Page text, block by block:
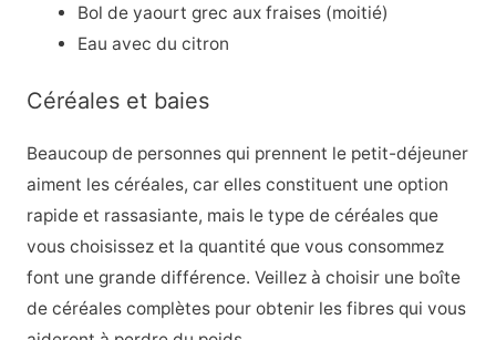
Bol de yaourt grec aux fraises (moitié)
Eau avec du citron
Céréales et baies
Beaucoup de personnes qui prennent le petit-déjeuner
aiment les céréales, car elles constituent une option
rapide et rassasiante, mais le type de céréales que
vous choisissez et la quantité que vous consommez
font une grande différence. Veillez à choisir une boîte
de céréales complètes pour obtenir les fibres qui vous